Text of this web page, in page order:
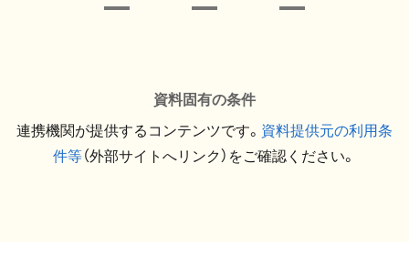
資料固有の条件
連携機関が提供するコンテンツです。 資料提供元の利用条
件等（外部サイトへリンク）をご確認ください。